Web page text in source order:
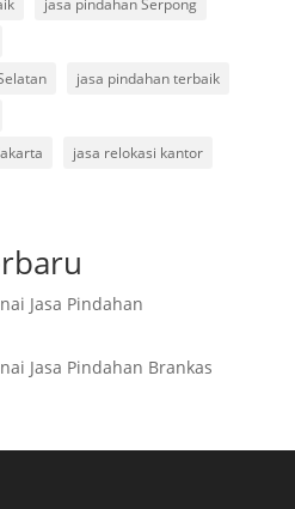
jasa pindahan Serpong
jasa pindahan terbaik
jasa relokasi kantor
Jasa Pindahan
Jasa Pindahan Brankas